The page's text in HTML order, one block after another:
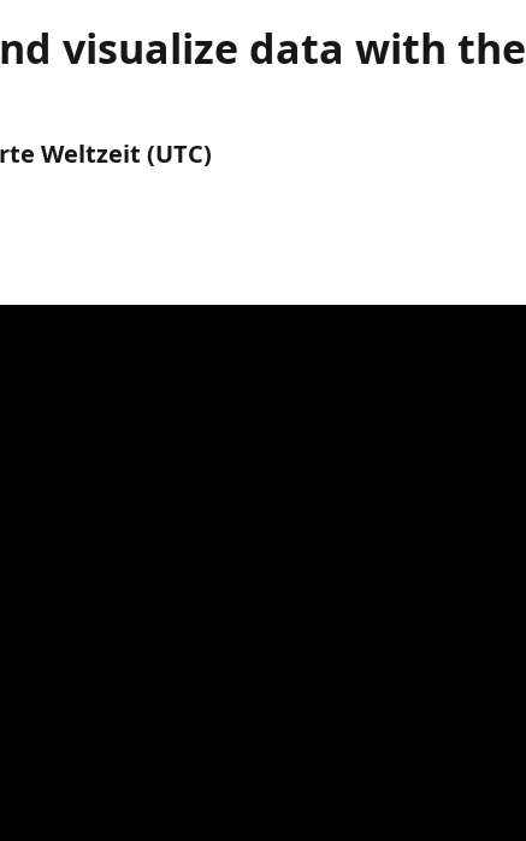
visualize data with the
Weltzeit (UTC)